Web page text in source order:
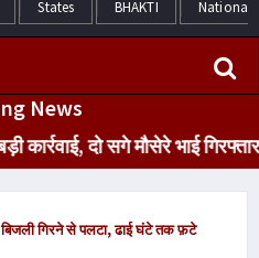
States BHAKTI National
News
दो सगे मौसेरे भाई
गिरने से पलटा, ढाई घंटे तक फ़टे